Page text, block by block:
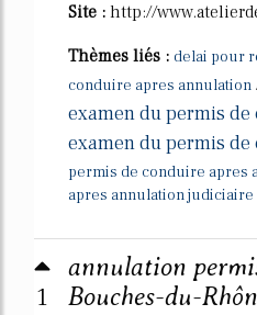
Site : http://
Thèmes liés : delai pour
conduire apres annulation
examen du permis de
examen du permis de
permis de conduire apres
apres annulation judiciaire
1
annulation
Bouches-du-